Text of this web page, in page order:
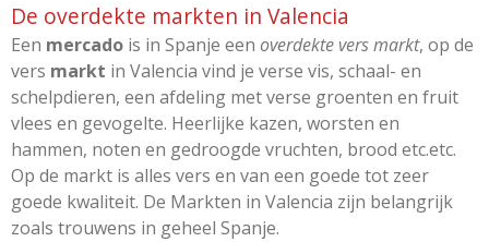
De overdekte markten in Valencia
Een mercado is in Spanje een overdekte vers markt, op de
vers markt in Valencia vind je verse vis, schaal- en
schelpdieren, een afdeling met verse groenten en fruit
vlees en gevogelte. Heerlijke kazen, worsten en
hammen, noten en gedroogde vruchten, brood etc.etc.
Op de markt is alles vers en van een goede tot zeer
goede kwaliteit. De Markten in Valencia zijn belangrijk
zoals trouwens in geheel Spanje.